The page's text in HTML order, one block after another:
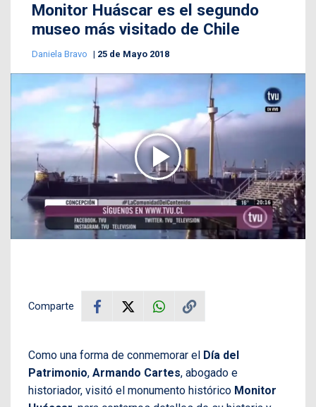
Monitor Huáscar es el segundo
museo más visitado de Chile
Daniela Bravo 25 de Mayo 2018
Comparte
Como una forma de conmemorar el Día del
Patrimonio, Armando Cartes, abogado e
historiador, visitó el monumento histórico Monitor